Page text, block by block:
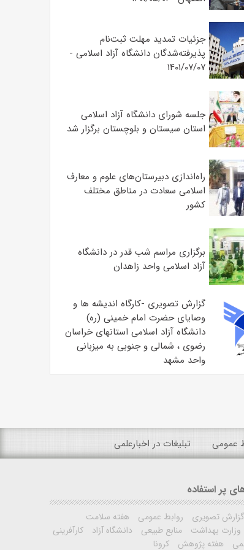
جزئیات تمدید مهلت ثبت‌نام
پذیرفته‌شدگان دانشگاه آزاد اسلامی -
۱۴۰۱/۰۷/۰۷
جلسه شورای دانشگاه آزاد اسلامی
استان سیستان و بلوچستان برگزار شد
‌راه‌اندازی دبیرستان‌های علوم و معارف
اسلامی سعادت در مناطق مختلف
کشور
برگزاری مراسم شب قدر در دانشگاه
آزاد اسلامی واحد زاهدان
گزارش تصویری -کارگاه اندیشه ها و
وصایای حضرت امام خمینی (ره)
دانشگاه آزاد اسلامی استانهای خراسان
رضوی ، شمالی و جنوبی به میزبانی
واحد مشهد
عمومی تبلیغات در اخبارعلمی
پر استفاده
گزارش تصویری روابط عمومی
هفته سلامت
وزارت بهداشت منابع طبیعی دانشگاه آزاد
کارآفرینی
هفته پژوهش کرونا